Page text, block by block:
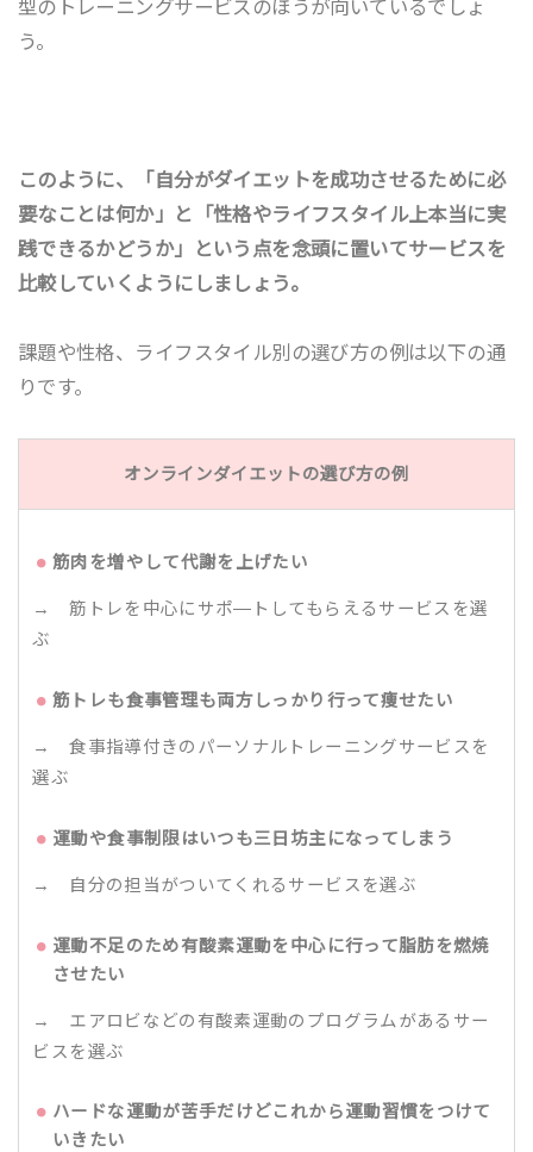
型のトレーニングサービスのほうが向いているでしょ
う。
このように、「自分がダイエットを成功させるために必
要なことは何か」と「性格やライフスタイル上本当に実
践できるかどうか」という点を念頭に置いてサービスを
比較していくようにしましょう。
課題や性格、ライフスタイル別の選び方の例は以下の通
りです。
オンラインダイエットの選び方の例
筋肉を増やして代謝を上げたい
→ 筋トレを中心にサポ―トしてもらえるサービスを選
ぶ
筋トレも食事管理も両方しっかり行って痩せたい
→ 食事指導付きのパーソナルトレーニングサービスを
選ぶ
運動や食事制限はいつも三日坊主になってしまう
→ 自分の担当がついてくれるサービスを選ぶ
運動不足のため有酸素運動を中心に行って脂肪を燃焼
させたい
→ エアロビなどの有酸素運動のプログラムがあるサー
ビスを選ぶ
ハードな運動が苦手だけどこれから運動習慣をつけて
いきたい